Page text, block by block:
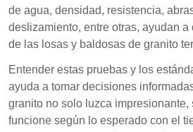
de agua, densidad, resistencia,
deslizamiento, entre otras, ayudan a
de las losas y baldosas de granito
Entender estas pruebas y los
ayuda a tomar decisiones
granito no solo luzca impresionante,
funcione según lo esperado con el